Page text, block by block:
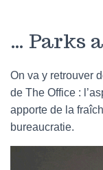
… Parks
On va y retrouver
de The Office :
apporte de la
bureaucratie.